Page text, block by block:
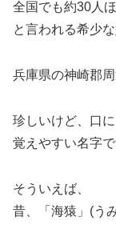
全国でも約30人
と言われる希少な
兵庫県の神崎郡
珍しいけど、口
覚えやすい名字で
そういえば、
昔、「海猿」(う